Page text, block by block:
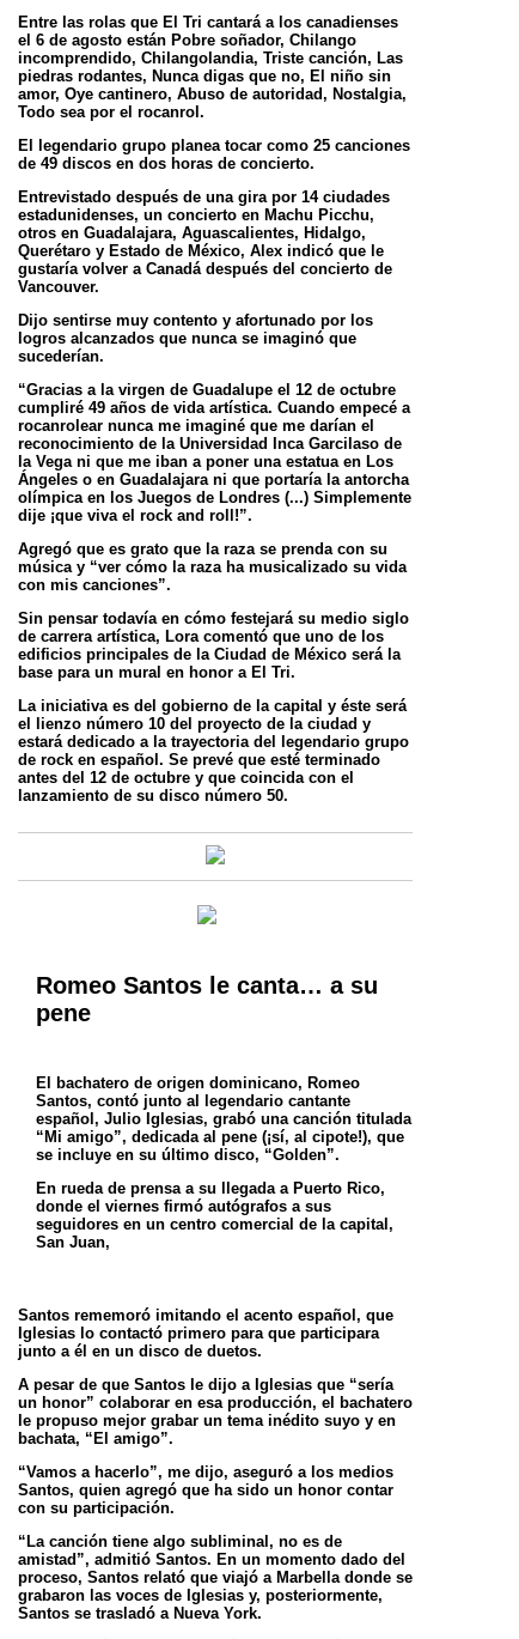
Entre las rolas que El Tri cantará a los canadienses
el 6 de agosto están Pobre soñador, Chilango
incomprendido, Chilangolandia, Triste canción, Las
piedras rodantes, Nunca digas que no, El niño sin
amor, Oye cantinero, Abuso de autoridad, Nostalgia,
Todo sea por el rocanrol.
El legendario grupo planea tocar como 25 canciones
de 49 discos en dos horas de concierto.
Entrevistado después de una gira por 14 ciudades
estadunidenses, un concierto en Machu Picchu,
otros en Guadalajara, Aguascalientes, Hidalgo,
Querétaro y Estado de México, Alex indicó que le
gustaría volver a Canadá después del concierto de
Vancouver.
Dijo sentirse muy contento y afortunado por los
logros alcanzados que nunca se imaginó que
sucederían.
“Gracias a la virgen de Guadalupe el 12 de octubre
cumpliré 49 años de vida artística. Cuando empecé a
rocanrolear nunca me imaginé que me darían el
reconocimiento de la Universidad Inca Garcilaso de
la Vega ni que me iban a poner una estatua en Los
Ángeles o en Guadalajara ni que portaría la antorcha
olímpica en los Juegos de Londres (...) Simplemente
dije ¡que viva el rock and roll!”.
Agregó que es grato que la raza se prenda con su
música y “ver cómo la raza ha musicalizado su vida
con mis canciones”.
Sin pensar todavía en cómo festejará su medio siglo
de carrera artística, Lora comentó que uno de los
edificios principales de la Ciudad de México será la
base para un mural en honor a El Tri.
La iniciativa es del gobierno de la capital y éste será
el lienzo número 10 del proyecto de la ciudad y
estará dedicado a la trayectoria del
legendario grupo
de rock en español. Se prevé que esté terminado
antes del 12 de octubre y que coincida con el
lanzamiento de su disco número 50.
Romeo Santos le canta… a su
pene
El bachatero de origen dominicano, Romeo
Santos, contó junto al legendario cantante
español, Julio Iglesias, grabó una canción titulada
“Mi amigo”, dedicada al pene (¡sí, al cipote!), que
se incluye en su último disco, “Golden”.
En rueda de prensa a su llegada a Puerto Rico,
donde el viernes firmó autógrafos a sus
seguidores en un centro comercial de la capital,
San Juan,
Santos rememoró imitando el acento español, que
Iglesias lo contactó primero para que participara
junto a él en un disco de duetos.
A pesar de que Santos le dijo a Iglesias que “sería
un honor” colaborar en esa producción, el bachatero
le propuso mejor grabar un tema inédito suyo y en
bachata, “El amigo”.
“Vamos a hacerlo”, me dijo, aseguró a los medios
Santos, quien agregó que ha sido un honor contar
con su participación.
“La canción tiene algo subliminal, no es de
amistad”, admitió Santos. En un momento dado del
proceso, Santos relató que viajó a Marbella donde se
grabaron las voces de Iglesias y, posteriormente,
Santos se trasladó a Nueva York.